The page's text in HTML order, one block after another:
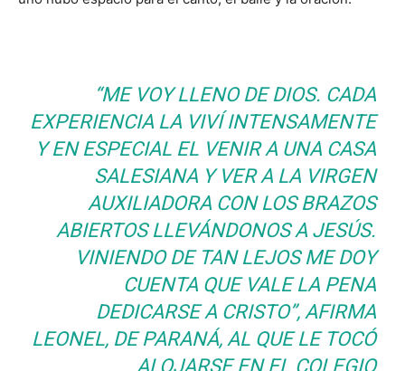
“ME VOY LLENO DE DIOS. CADA
EXPERIENCIA LA VIVÍ INTENSAMENTE
Y EN ESPECIAL EL VENIR A UNA CASA
SALESIANA Y VER A LA VIRGEN
AUXILIADORA CON LOS BRAZOS
ABIERTOS LLEVÁNDONOS A JESÚS.
VINIENDO DE TAN LEJOS ME DOY
CUENTA QUE VALE LA PENA
DEDICARSE A CRISTO”, AFIRMA
LEONEL, DE PARANÁ, AL QUE LE TOCÓ
ALOJARSE EN EL COLEGIO